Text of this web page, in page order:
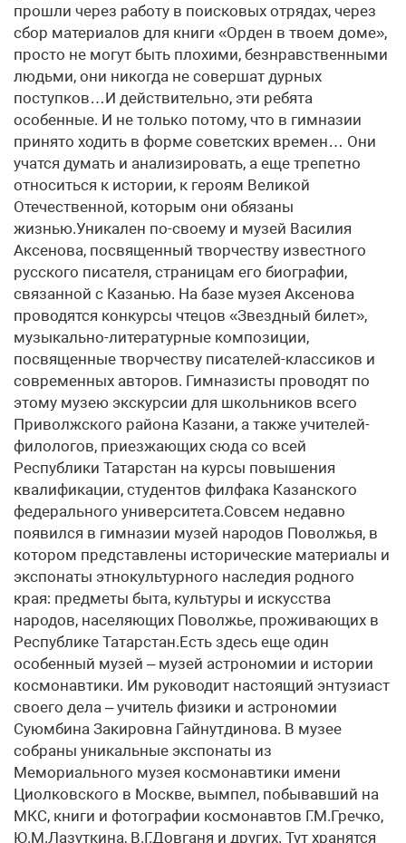
прошли через работу в поисковых отрядах, через
сбор материалов для книги «Орден в твоем доме»,
просто не могут быть плохими, безнравственными
людьми, они никогда не совершат дурных
поступков…И действительно, эти ребята
особенные. И не только потому, что в гимназии
принято ходить в форме советских времен… Они
учатся думать и анализировать, а еще трепетно
относиться к истории, к героям Великой
Отечественной, которым они обязаны
жизнью.Уникален по-своему и музей Василия
Аксенова, посвященный творчеству известного
русского писателя, страницам его биографии,
связанной с Казанью. На базе музея Аксенова
проводятся конкурсы чтецов «Звездный билет»,
музыкально-литературные композиции,
посвященные творчеству писателей-классиков и
современных авторов. Гимназисты проводят по
этому музею экскурсии для школьников всего
Приволжского района Казани, а также учителей-
филологов, приезжающих сюда со всей
Республики Татарстан на курсы повышения
квалификации, студентов филфака Казанского
федерального университета.Совсем недавно
появился в гимназии музей народов Поволжья, в
котором представлены исторические материалы и
экспонаты этнокультурного наследия родного
края: предметы быта, культуры и искусства
народов, населяющих Поволжье, проживающих в
Республике Татарстан.Есть здесь еще один
особенный музей – музей астрономии и истории
космонавтики. Им руководит настоящий энтузиаст
своего дела – учитель физики и астрономии
Суюмбина Закировна Гайнутдинова. В музее
собраны уникальные экспонаты из
Мемориального музея космонавтики имени
Циолковского в Москве, вымпел, побывавший на
МКС, книги и фотографии космонавтов Г.М.Гречко,
Ю.М.Лазуткина, В.Г.Довганя и других. Тут хранятся